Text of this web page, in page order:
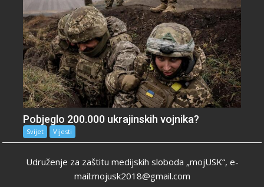
Pobjeglo 200.000 ukrajinskih vojnika?
Svijet Vijesti
Udruženje za zaštitu medijskih sloboda „mojUSK“, e-
mail:mojusk2018@gmail.com